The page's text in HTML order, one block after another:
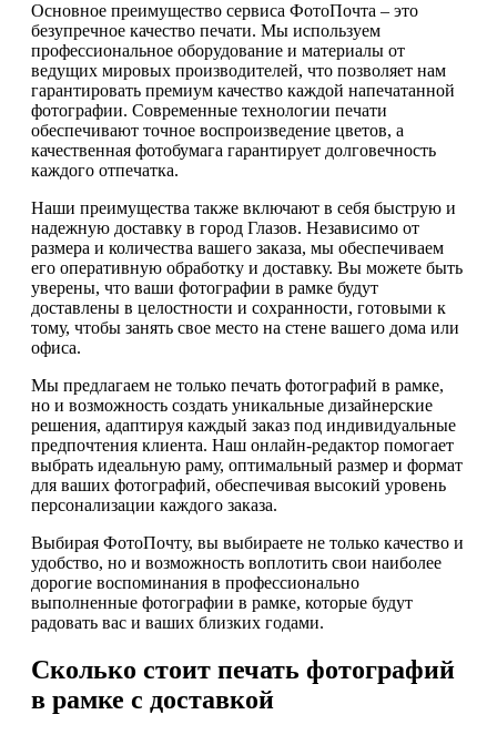
Основное преимущество сервиса ФотоПочта – это
безупречное качество печати. Мы используем
профессиональное оборудование и материалы от
ведущих мировых производителей, что позволяет нам
гарантировать премиум качество каждой напечатанной
фотографии. Современные технологии печати
обеспечивают точное воспроизведение цветов, а
качественная фотобумага гарантирует долговечность
каждого отпечатка.
Наши преимущества также включают в себя быструю и
надежную доставку в город Глазов. Независимо от
размера и количества вашего заказа, мы обеспечиваем
его оперативную обработку и доставку. Вы можете быть
уверены, что ваши фотографии в рамке будут
доставлены в целостности и сохранности, готовыми к
тому, чтобы занять свое место на стене вашего дома или
офиса.
Мы предлагаем не только печать фотографий в рамке,
но и возможность создать уникальные дизайнерские
решения, адаптируя каждый заказ под индивидуальные
предпочтения клиента. Наш онлайн-редактор помогает
выбрать идеальную раму, оптимальный размер и формат
для ваших фотографий, обеспечивая высокий уровень
персонализации каждого заказа.
Выбирая ФотоПочту, вы выбираете не только качество и
удобство, но и возможность воплотить свои наиболее
дорогие воспоминания в профессионально
выполненные фотографии в рамке, которые будут
радовать вас и ваших близких годами.
Сколько стоит печать фотографий
в рамке с доставкой